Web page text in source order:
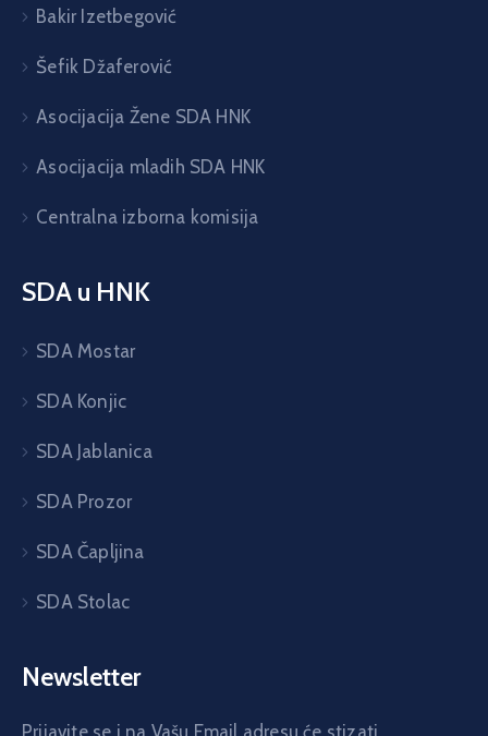
Bakir Izetbegović
Šefik Džaferović
Asocijacija Žene SDA HNK
Asocijacija mladih SDA HNK
Centralna izborna komisija
SDA u HNK
SDA Mostar
SDA Konjic
SDA Jablanica
SDA Prozor
SDA Čapljina
SDA Stolac
Newsletter
Prijavite se i na Vašu Email adresu će stizati